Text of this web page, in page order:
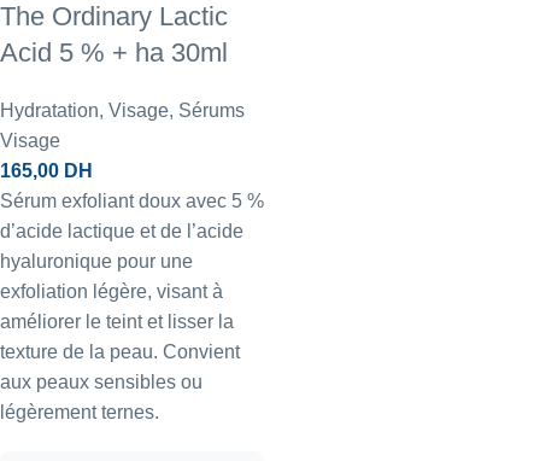
The Ordinary Lactic
Acid 5 % + ha 30ml
Hydratation, Visage, Sérums
Visage
165,00 DH
Sérum exfoliant doux avec 5 %
d’acide lactique et de l’acide
hyaluronique pour une
exfoliation légère, visant à
améliorer le teint et lisser la
texture de la peau. Convient
aux peaux sensibles ou
légèrement ternes.